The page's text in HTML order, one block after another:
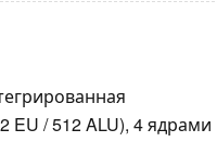
EU / 512 ALU), 4 ядрами